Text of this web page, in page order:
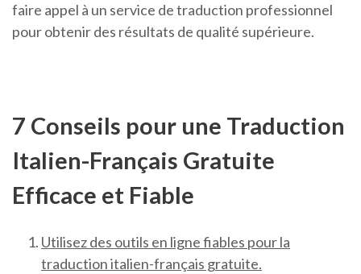
faire appel à un service de traduction professionnel
pour obtenir des résultats de qualité supérieure.
7 Conseils pour une Traduction
Italien-Français Gratuite
Efficace et Fiable
Utilisez des outils en ligne fiables pour la
traduction italien-français gratuite.